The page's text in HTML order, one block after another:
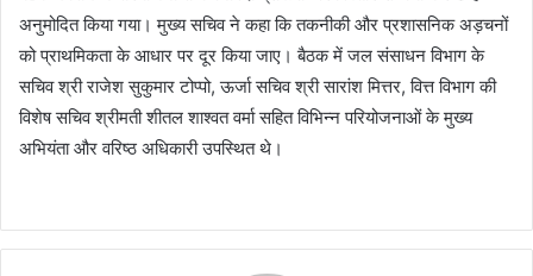
अनुमोदित किया गया। मुख्य सचिव ने कहा कि तकनीकी और प्रशासनिक अड़चनों
को प्राथमिकता के आधार पर दूर किया जाए। बैठक में जल संसाधन विभाग के
सचिव श्री राजेश सुकुमार टोप्पो, ऊर्जा सचिव श्री सारांश मित्तर, वित्त विभाग की
विशेष सचिव श्रीमती शीतल शाश्वत वर्मा सहित विभिन्न परियोजनाओं के मुख्य
अभियंता और वरिष्ठ अधिकारी उपस्थित थे।